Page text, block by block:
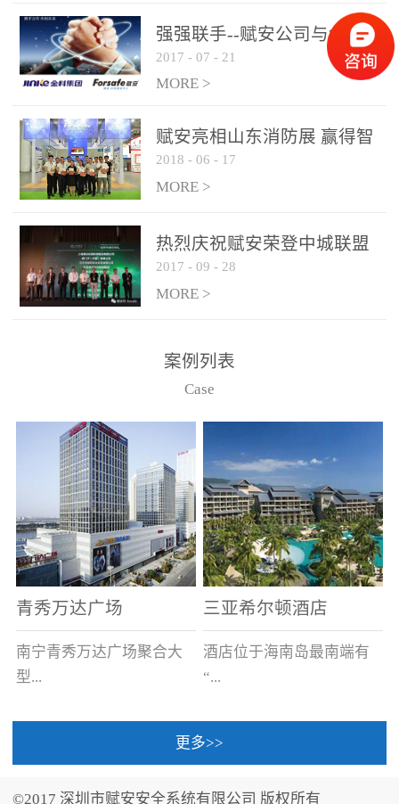
是针对这种高大空间建筑
物的消防设施、设备通过
现场图像的实时获取、预
处理和特征提取分析，实
现火焰的跟踪和识别。能
更早的进行预警，达到早
报早防的效果。 系统构
成示意图： 图像型火灾
和监控端两大部分组成。
两者之间通过以太网相
联，一台监控主机最多可
从监控主机上获取，最多
只能接6台，超过的需从现
强强联手--赋安公司与金科
集团达成战略合作协议
2017 - 07 - 21
MORE >
赋安亮相山东消防展 赢得智
慧消防新荣耀
2018 - 06 - 17
MORE >
热烈庆祝赋安荣登中城联盟
联合采购战略合作平台
2017 - 09 - 28
MORE >
案例列表
Case
青秀万达广场
南宁青秀万达广场聚合大
型...
三亚希尔顿酒店
酒店位于海南岛最南端有
“...
中国的海岛天堂”之美称的
更多>>
©2017 深圳市赋安安全系统有限公司 版权所有